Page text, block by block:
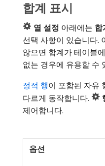
합계 표시
열 설정 아래에는 합
선택 사항이 있습니다.
않으면 합계가 테이블
없는 경우에 유용할 수
정적 행이 포함된 자유
다르게 동작합니다.
제어합니다.